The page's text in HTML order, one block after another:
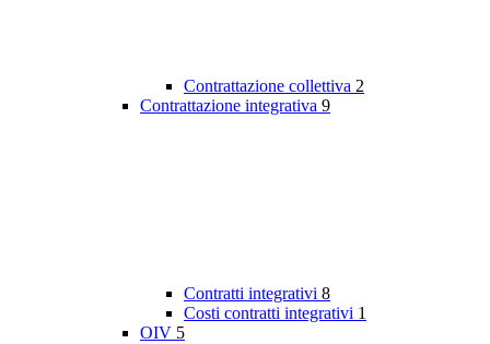
Contrattazione collettiva 2
Contrattazione integrativa 9
Contratti integrativi 8
Costi contratti integrativi 1
OIV 5